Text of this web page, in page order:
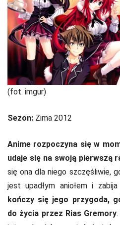
(fot. imgur)
Sezon: Zima 2012
Anime rozpoczyna się w
udaje się na swoją pierwszą
się ona dla niego szczęśliwie,
jest upadłym aniołem i zabija
kończy się jego przygoda,
do życia przez Rias Gremory